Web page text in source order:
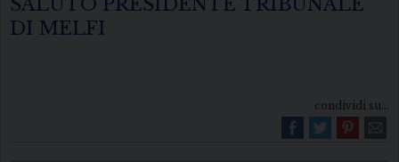
DI MELFI
condividi su...